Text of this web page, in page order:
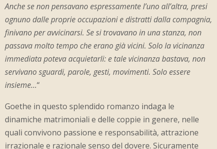
Anche se non pensavano espressamente l’uno all’altra, presi
ognuno dalle proprie occupazioni e distratti dalla compagnia,
finivano per avvicinarsi. Se si trovavano in una stanza, non
passava molto tempo che erano già vicini. Solo la vicinanza
immediata poteva acquietarli: e tale vicinanza bastava, non
servivano sguardi, parole, gesti, movimenti. Solo essere
insieme…“
Goethe in questo splendido romanzo indaga le
dinamiche matrimoniali e delle coppie in genere, nelle
quali convivono passione e responsabilità, attrazione
irrazionale e razionale senso del dovere. Sicuramente